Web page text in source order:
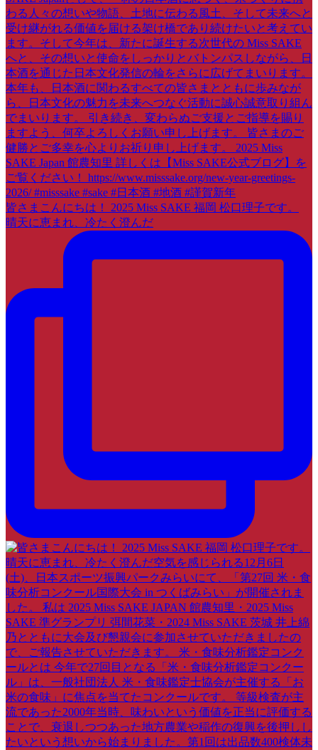
皆さまこんにちは！ 2025 Miss SAKE 福岡 松口理子です。
晴天に恵まれ、冷たく澄んだ